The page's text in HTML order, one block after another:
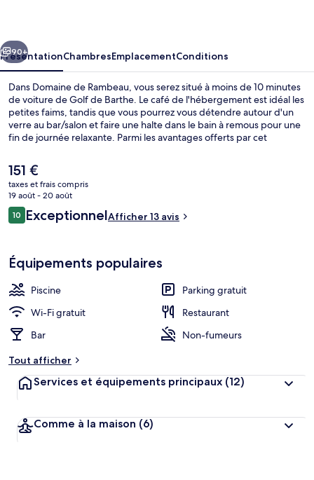
Suivant
90+
PrésentationChambresEmplacementConditions
Dans Domaine de Rambeau, vous serez situé à moins de 10 minutes
de voiture de Golf de Barthe. Le café de l'hébergement est idéal les
petites faims, tandis que vous pourrez vous détendre autour d'un
verre au bar/salon et faire une halte dans le bain à remous pour une
fin de journée relaxante. Parmi les avantages offerts par cet
Le
prix
actuel
est
de
151 €
taxes et frais compris
19 août - 20 août
Avis
voyageurs
1010 sur 10
ExceptionnelAfficher 13 avis
Équipements populaires
Piscine
Parking gratuit
Wi-Fi gratuit
Restaurant
Bar
Non-fumeurs
Tout afficher
Services et équipements principaux (12)
Comme à la maison (6)